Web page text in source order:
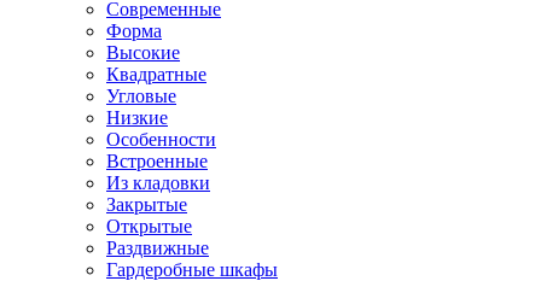
Современные
Форма
Высокие
Квадратные
Угловые
Низкие
Особенности
Встроенные
Из кладовки
Закрытые
Открытые
Раздвижные
Гардеробные шкафы